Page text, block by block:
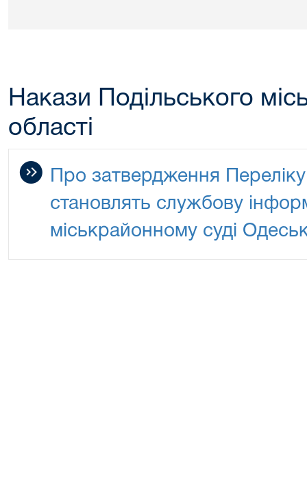
Накази Подільського
області
Про затвердження
становлять службову
міськрайонному суді